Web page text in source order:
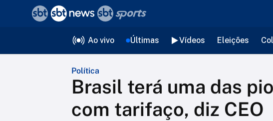
Ao vivo Últimas Vídeos Eleições
Política
Brasil terá uma das
com tarifaço, diz CEO
voltar
Editorias